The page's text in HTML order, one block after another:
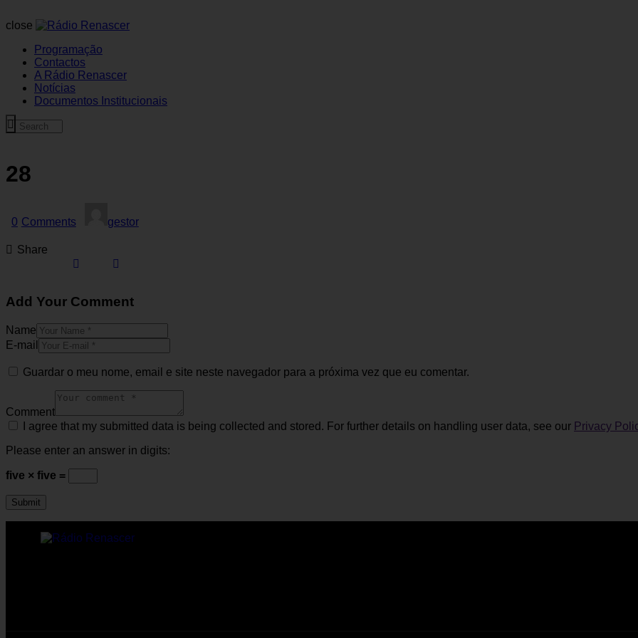
close
Programação
Contactos
A Rádio Renascer
Notícias
Documentos Institucionais
28
0 Comments gestor
Share
Add Your Comment
Name
E-mail
Guardar o meu nome, email e site neste navegador para a próxima vez que eu comentar.
Comment
I agree that my submitted data is being collected and stored. For further details on handling user data, see our Privacy
Please enter an answer in digits:
five × five =